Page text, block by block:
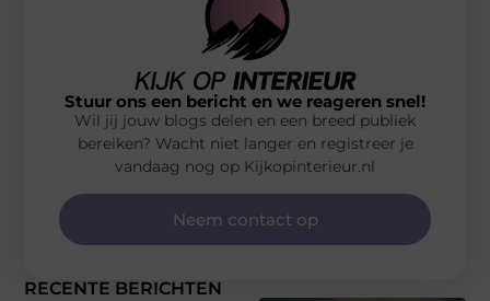
RECENTE BERICHTEN
Stuur ons een bericht en we reageren snel!
Wil jij jouw blogs delen en een breed publiek
bereiken? Wacht niet langer en registreer je
vandaag nog op Kijkopinterieur.nl
Neem contact op